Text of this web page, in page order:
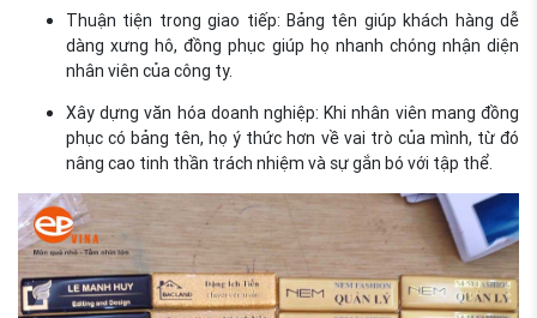
Thuận tiện trong giao tiếp: Bảng tên giúp khách hàng dễ
dàng xưng hô, đồng phục giúp họ nhanh chóng nhận diện
nhân viên của công ty.
Xây dựng văn hóa doanh nghiệp: Khi nhân viên mang đồng
phục có bảng tên, họ ý thức hơn về vai trò của mình, từ đó
nâng cao tinh thần trách nhiệm và sự gắn bó với tập thể.